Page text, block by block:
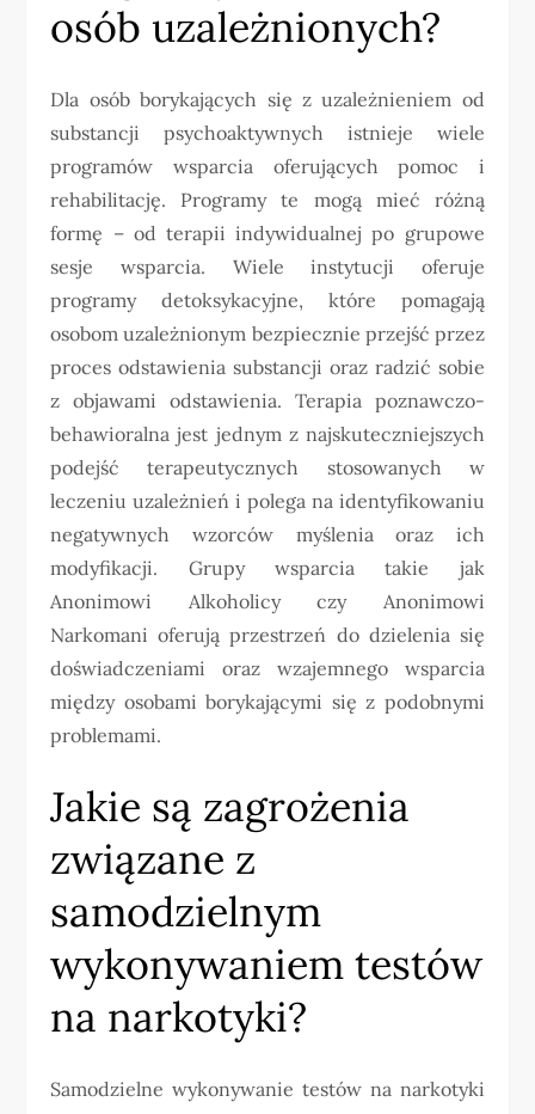
osób uzależnionych?
Dla osób borykających się z uzależnieniem od
substancji psychoaktywnych istnieje wiele
programów wsparcia oferujących pomoc i
rehabilitację. Programy te mogą mieć różną
formę – od terapii indywidualnej po grupowe
sesje wsparcia. Wiele instytucji oferuje
programy detoksykacyjne, które pomagają
osobom uzależnionym bezpiecznie przejść przez
proces odstawienia substancji oraz radzić sobie
z objawami odstawienia. Terapia poznawczo-
behawioralna jest jednym z najskuteczniejszych
podejść terapeutycznych stosowanych w
leczeniu uzależnień i polega na identyfikowaniu
negatywnych wzorców myślenia oraz ich
modyfikacji. Grupy wsparcia takie jak
Anonimowi Alkoholicy czy Anonimowi
Narkomani oferują przestrzeń do dzielenia się
doświadczeniami oraz wzajemnego wsparcia
między osobami borykającymi się z podobnymi
problemami.
Jakie są zagrożenia
związane z
samodzielnym
wykonywaniem testów
na narkotyki?
Samodzielne wykonywanie testów na narkotyki